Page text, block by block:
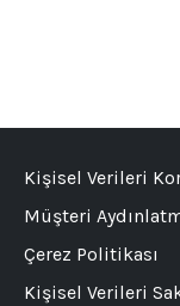
Kişisel Verileri
Müşteri
Çerez Politikası
Kişisel Verileri